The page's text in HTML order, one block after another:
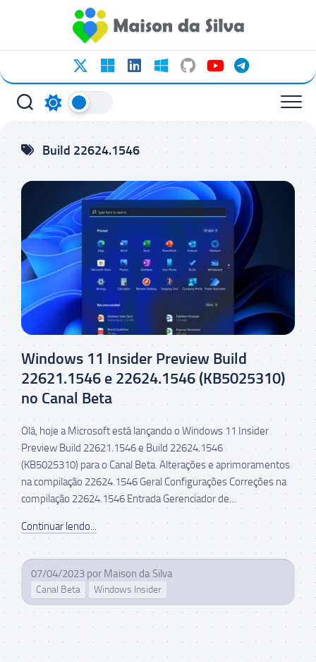
conteúdo
Build 22624.1546
Windows 11 Insider Preview Build
22621.1546 e 22624.1546 (KB5025310)
no Canal Beta
Olá, hoje a Microsoft está lançando o Windows 11 Insider
Preview Build 22621.1546 e Build 22624.1546
(KB5025310) para o Canal Beta. Alterações e aprimoramentos
na compilação 22624.1546 Geral Configurações Correções na
compilação 22624.1546 Entrada Gerenciador de...
Continuar lendo...
07/04/2023 por Maison da Silva
Canal Beta Windows Insider